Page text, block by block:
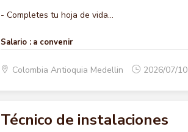
- Completes tu hoja de vida...
Salario : a convenir
Colombia Antioquia Medellin 2026/07/10
Técnico de instalaciones